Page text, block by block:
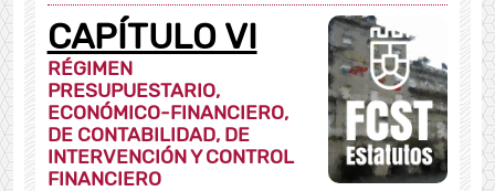
CAPÍTULO VI
RÉGIMEN
PRESUPUESTARIO,
ECONÓMICO-FINANCIERO,
DE CONTABILIDAD, DE
INTERVENCIÓN Y CONTROL
FINANCIERO